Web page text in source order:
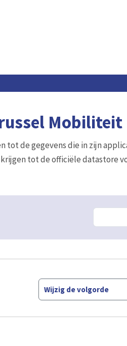
Mobiliteit
tot de gegevens die in zijn
tot de officiële datastore
Wijzig de volgorde